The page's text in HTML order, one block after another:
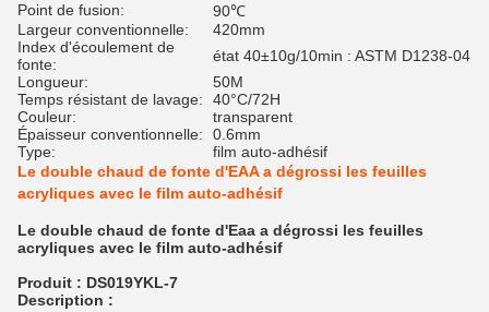
Point de fusion:
90℃
Largeur conventionnelle:
420mm
Index d'écoulement de
fonte:
état 40±10g/10min : ASTM D1238-04
Longueur:
50M
Temps résistant de lavage:
40°C/72H
Couleur:
transparent
Épaisseur conventionnelle:
0.6mm
Type:
film auto-adhésif
Le double chaud de fonte d'EAA a dégrossi les feuilles
acryliques avec le film auto-adhésif
Le double chaud de fonte d'Eaa a dégrossi les feuilles
acryliques avec le film auto-adhésif
Produit : DS019YKL-7
Description :